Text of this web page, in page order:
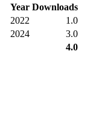
Year Downloads
2022
1.0
2024
3.0
4.0